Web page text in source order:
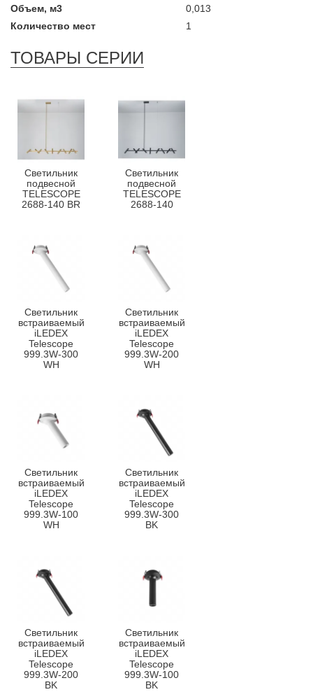
Объем, м3
0,013
Количество мест
1
ТОВАРЫ СЕРИИ
Светильник
подвесной
TELESCOPE
2688-140 BR
Светильник
подвесной
TELESCOPE
2688-140
Светильник
встраиваемый
iLEDEX
Telescope
999.3W-300
WH
Светильник
встраиваемый
iLEDEX
Telescope
999.3W-200
WH
Светильник
встраиваемый
iLEDEX
Telescope
999.3W-100
WH
Светильник
встраиваемый
iLEDEX
Telescope
999.3W-300
BK
Светильник
встраиваемый
iLEDEX
Telescope
999.3W-200
BK
Светильник
встраиваемый
iLEDEX
Telescope
999.3W-100
BK